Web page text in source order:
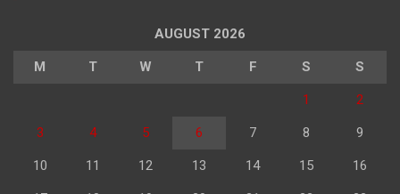
AUGUST 2026
M T W T F S S
1 2
3 4 5 6 7 8 9
10 11 12 13 14 15 16